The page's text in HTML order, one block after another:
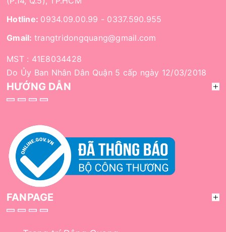
Hotline: 0934.09.00.99 - 0337.590.955
Gmail: trangtridongquang@gmail.com
MST : 41E8034428
Do Ủy Ban Nhân Dân Quận 5 cấp ngày 12/03/2018
HƯỚNG DẪN
FANPAGE